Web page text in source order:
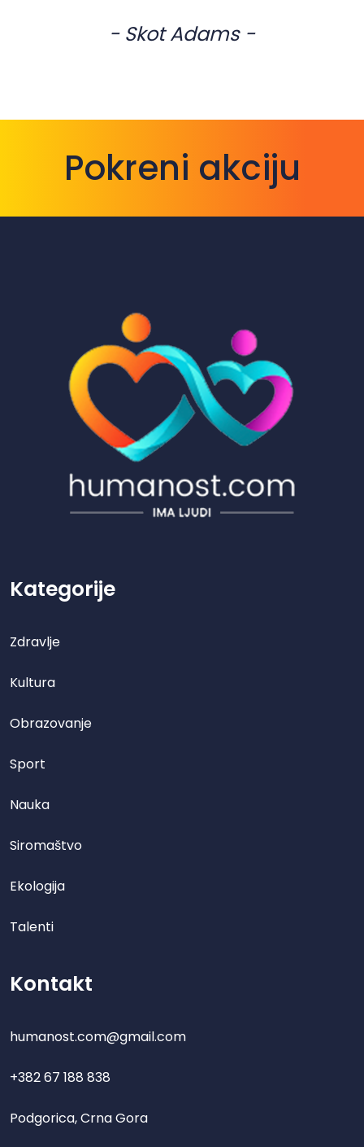
- Skot Adams -
Pokreni akciju
Kategorije
Zdravlje
Kultura
Obrazovanje
Sport
Nauka
Siromaštvo
Ekologija
Talenti
Kontakt
humanost.com@gmail.com
+382 67 188 838
Podgorica, Crna Gora